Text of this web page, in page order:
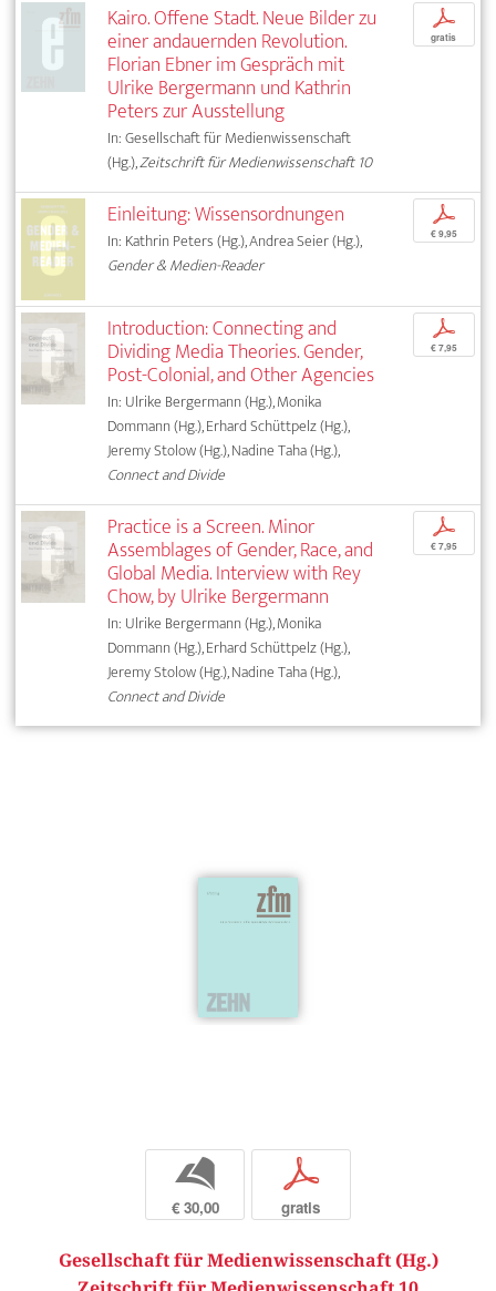
Kairo. Offene Stadt. Neue Bilder zu
einer andauernden Revolution.
Florian Ebner im Gespräch mit
Ulrike Bergermann und Kathrin
Peters zur Ausstellung
In: Gesellschaft für Medienwissenschaft
(Hg.),Zeitschrift für Medienwissenschaft 10
p
gratis
Einleitung: Wissensordnungen
In: Kathrin Peters (Hg.), Andrea Seier (Hg.),
Gender & Medien-Reader
p
€ 9,95
Introduction: Connecting and
Dividing Media Theories. Gender,
Post-Colonial, and Other Agencies
In: Ulrike Bergermann (Hg.), Monika
Dommann (Hg.), Erhard Schüttpelz (Hg.),
Jeremy Stolow (Hg.), Nadine Taha (Hg.),
Connect and Divide
p
€ 7,95
Practice is a Screen. Minor
Assemblages of Gender, Race, and
Global Media. Interview with Rey
Chow, by Ulrike Bergermann
In: Ulrike Bergermann (Hg.), Monika
Dommann (Hg.), Erhard Schüttpelz (Hg.),
Jeremy Stolow (Hg.), Nadine Taha (Hg.),
Connect and Divide
p
€ 7,95
b
€ 30,00
p
gratis
Gesellschaft für Medienwissenschaft (Hg.)